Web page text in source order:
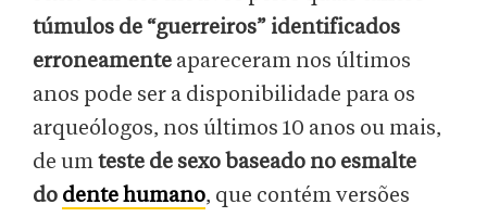
túmulos de “guerreiros” identificados
erroneamente apareceram nos últimos
anos pode ser a disponibilidade para os
arqueólogos, nos últimos 10 anos ou mais,
de umteste de sexo baseado no esmalte
do dente humano, que contém versões